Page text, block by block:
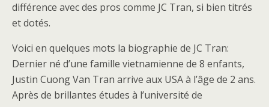
différence avec des pros comme JC Tran, si bien titrés
et dotés.
Voici en quelques mots la biographie de JC Tran:
Dernier né d’une famille vietnamienne de 8 enfants,
Justin Cuong Van Tran arrive aux USA à l’âge de 2 ans.
Après de brillantes études à l’université de